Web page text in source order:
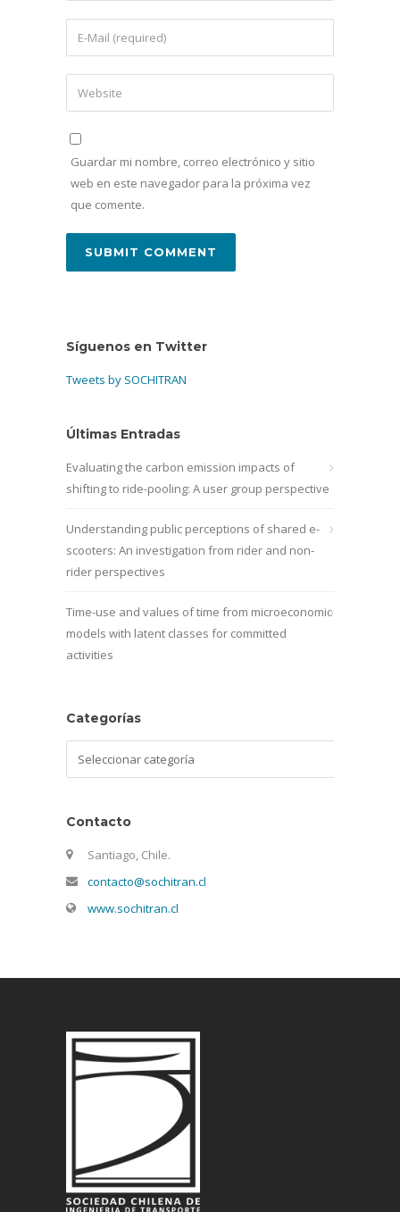
Guardar mi nombre, correo electrónico y sitio
web en este navegador para la próxima vez
que comente.
Síguenos en Twitter
Tweets by SOCHITRAN
Últimas Entradas
Evaluating the carbon emission impacts of
shifting to ride-pooling: A user group perspective
Understanding public perceptions of shared e-
scooters: An investigation from rider and non-
rider perspectives
Time-use and values of time from microeconomic
models with latent classes for committed
activities
Categorías
Contacto
Santiago, Chile.
contacto@sochitran.cl
www.sochitran.cl